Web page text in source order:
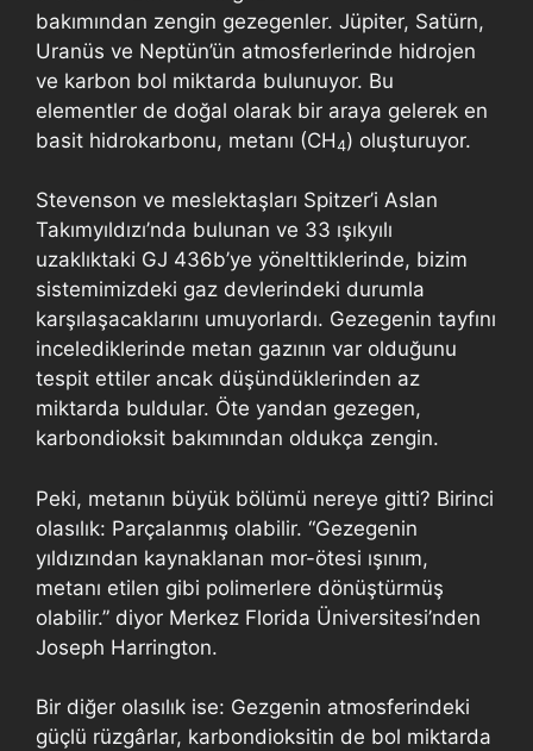
bakımından zengin gezegenler. Jüpiter, Satürn,
Uranüs ve Neptün’ün atmosferlerinde hidrojen
ve karbon bol miktarda bulunuyor. Bu
elementler de doğal olarak bir araya gelerek en
basit hidrokarbonu, metanı (CH4) oluşturuyor.
Stevenson ve meslektaşları Spitzer’i Aslan
Takımyıldızı’nda bulunan ve 33 ışıkyılı
uzaklıktaki GJ 436b’ye yönelttiklerinde, bizim
sistemimizdeki gaz devlerindeki durumla
karşılaşacaklarını umuyorlardı. Gezegenin tayfını
incelediklerinde metan gazının var olduğunu
tespit ettiler ancak düşündüklerinden az
miktarda buldular. Öte yandan gezegen,
karbondioksit bakımından oldukça zengin.
Peki, metanın büyük bölümü nereye gitti? Birinci
olasılık: Parçalanmış olabilir. “Gezegenin
yıldızından kaynaklanan mor-ötesi ışınım,
metanı etilen gibi polimerlere dönüştürmüş
olabilir.” diyor Merkez Florida Üniversitesi’nden
Joseph Harrington.
Bir diğer olasılık ise: Gezgenin atmosferindeki
güçlü rüzgârlar, karbondioksitin de bol miktarda